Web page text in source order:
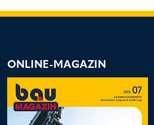
ONLINE-MAGAZIN